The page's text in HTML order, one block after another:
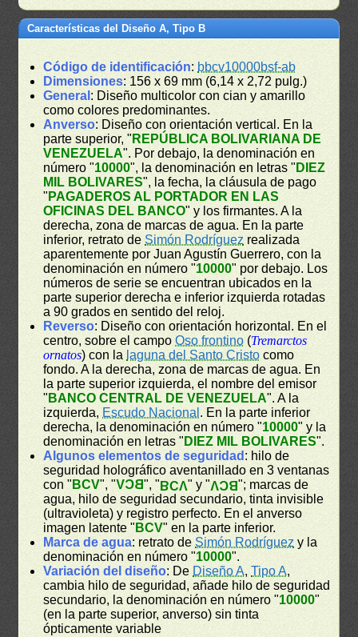
Características del Diseño A, Tipo B
Código de identificación: bbcv10000bsf-ab
Dimensiones: 156 x 69 mm (6,14 x 2,72 pulg.)
General : Diseño multicolor con cian y amarillo
como colores predominantes.
Anverso: Diseño con orientación vertical. En la
parte superior, " REPÚBLICA BOLIVARIANA DE
VENEZUELA". Por debajo, la denominación en
número "10000", la denominación en letras " DIEZ
MIL BOLIVARES", la fecha, la cláusula de pago
" PAGADEROS AL PORTADOR EN LAS
OFICINAS DEL BANCO" y los firmantes. A la
derecha, zona de marcas de agua. En la parte
inferior, retrato deSimón Rodríguez realizada
aparentemente por Juan Agustín Guerrero, con la
denominación en número "10000" por debajo. Los
números de serie se encuentran ubicados en la
parte superior derecha e inferior izquierda rotadas
a 90 grados en sentido del reloj.
Reverso: Diseño con orientación horizontal. En el
centro, sobre el campoOso frontino (Tremarctos
ornatos) con la laguna del Santo Cristo como
fondo. A la derecha, zona de marcas de agua. En
la parte superior izquierda, el nombre del emisor
" BANCO CENTRAL DE VENEZUELA". A la
izquierda, Escudo Nacional . En la parte inferior
derecha, la denominación en número "10000" y la
denominación en letras " DIEZ MIL BOLIVARES".
Algunos elementos de seguridad : hilo de
seguridad holográfico aventanillado en 3 ventanas
con " BCV", "BCV", "BCV" y "BCV"; marcas de
agua, hilo de seguridad secundario, tinta invisible
(ultravioleta) y registro perfecto. En el anverso
imagen latente " BCV" en la parte inferior.
Marca de agua: retrato deSimón Rodríguez y la
denominación en número "10000".
Variación del diseño: De Diseño A,Tipo A,
cambia hilo de seguridad, añade hilo de seguridad
secundario, la denominación en número "10000"
(en la parte superior, anverso) sin tinta
ópticamente variable